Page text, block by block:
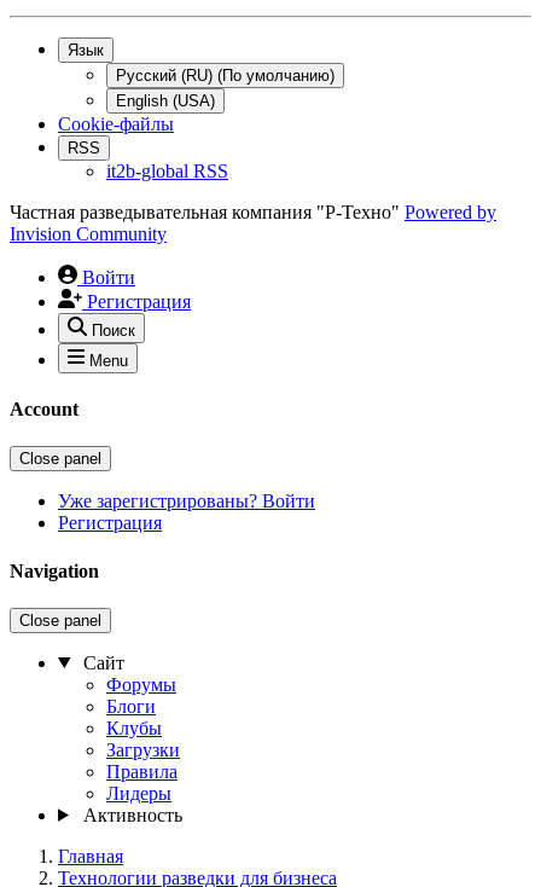
Язык
Русский (RU) (По умолчанию)
English (USA)
Cookie-файлы
RSS
it2b-global RSS
Частная разведывательная компания "Р-Техно" Powered by
Invision Community
Войти
Регистрация
Поиск
Menu
Account
Close panel
Уже зарегистрированы? Войти
Регистрация
Navigation
Close panel
Сайт
Форумы
Блоги
Клубы
Загрузки
Правила
Лидеры
Активность
Главная
Технологии разведки для бизнеса